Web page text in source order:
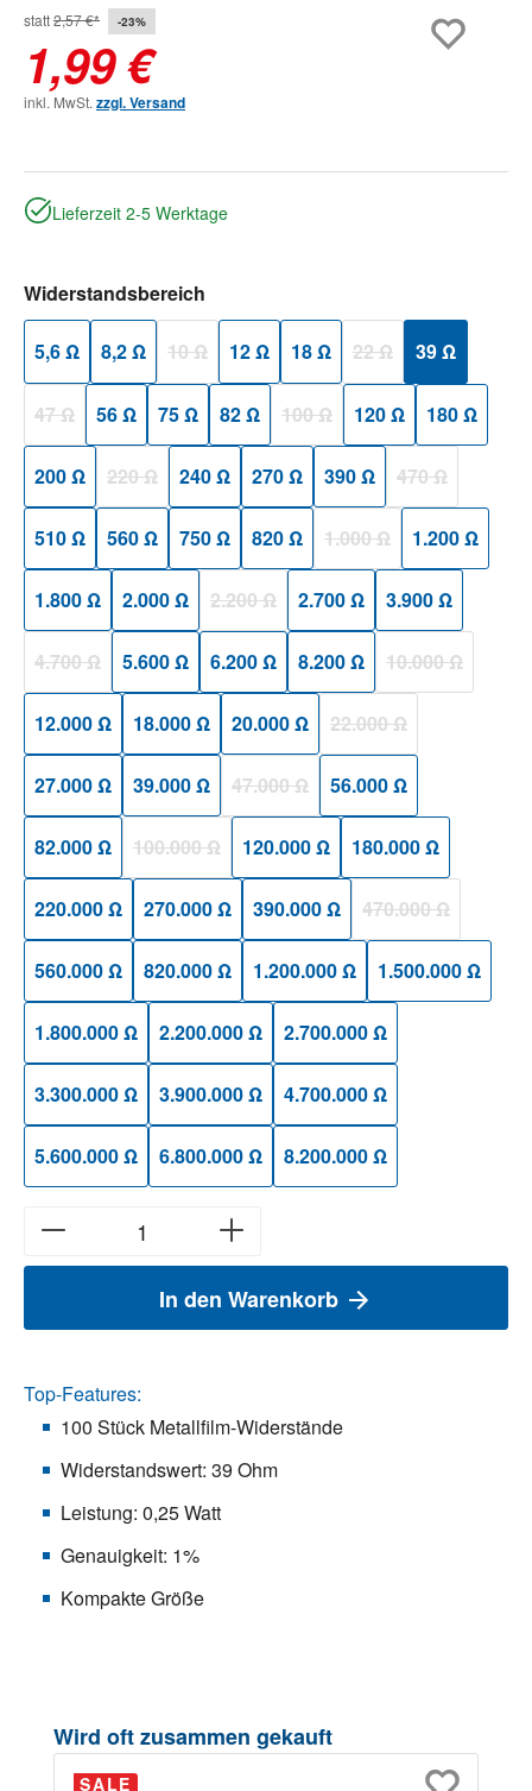
statt2,57 €* -23%
1,99 €
inkl. MwSt. zzgl. Versand
Lieferzeit 2-5 Werktage
Widerstandsbereich
5,6 Ω 8,2 Ω 10 Ω(Diese Option ist zurzeit nicht verfügbar.)
12 Ω 18 Ω 22 Ω(Diese Option ist
39 Ω
47 Ω(Diese Option ist zurzeit nicht verfügbar.)
56 Ω 75 Ω 82 Ω 100 Ω(Diese Option ist zurzeit nicht
120 Ω 180 Ω
200 Ω 220 Ω(Diese Option ist zurzeit nicht verfügbar.)
240 Ω 270 Ω 390 Ω 470 Ω(Diese Option
510 Ω 560 Ω 750 Ω 820 Ω 1.000 Ω(Diese Option ist zurzeit
1.200 Ω
1.800 Ω 2.000 Ω 2.200 Ω(Diese Option ist zurzeit nicht verfügbar.)
2.700 Ω 3.900 Ω
4.700 Ω(Diese Option ist zurzeit nicht verfügbar.)
5.600 Ω 6.200 Ω 8.200 Ω 10.000 Ω(Diese Option
12.000 Ω 18.000 Ω 20.000 Ω 22.000 Ω(Diese Option ist
27.000 Ω 39.000 Ω 47.000 Ω(Diese Option ist zurzeit nicht
56.000 Ω
82.000 Ω 100.000 Ω(Diese Option ist zurzeit nicht verfügbar.)
120.000 Ω 180.000 Ω
220.000 Ω 270.000 Ω 390.000 Ω 470.000 Ω(Diese Option ist
560.000 Ω 820.000 Ω 1.200.000 Ω 1.500.000 Ω
1.800.000 Ω 2.200.000 Ω 2.700.000 Ω
3.300.000 Ω 3.900.000 Ω 4.700.000 Ω
5.600.000 Ω 6.800.000 Ω 8.200.000 Ω
In den Warenkorb
Top-Features:
100 Stück Metallfilm-Widerstände
Widerstandswert: 39 Ohm
Leistung: 0,25 Watt
Genauigkeit: 1%
Kompakte Größe
Produktgalerie überspringen
Wird oft zusammen gekauft
SALE